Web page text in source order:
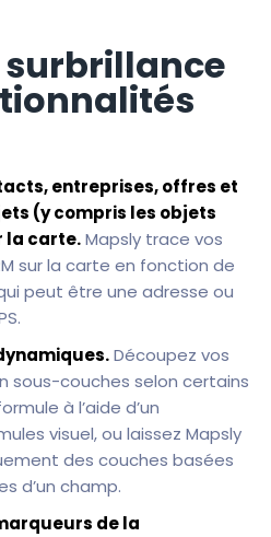
surbrillance
entreprises, offres et
(y compris les objets
la carte.Mapsly trace vos
sur la carte en fonction de
peut être une adresse ou
Découpez vos
sous-couches selon certains
à l’aide d’un
visuel, ou laissez Mapsly
des couches basées
d’un champ.
de la